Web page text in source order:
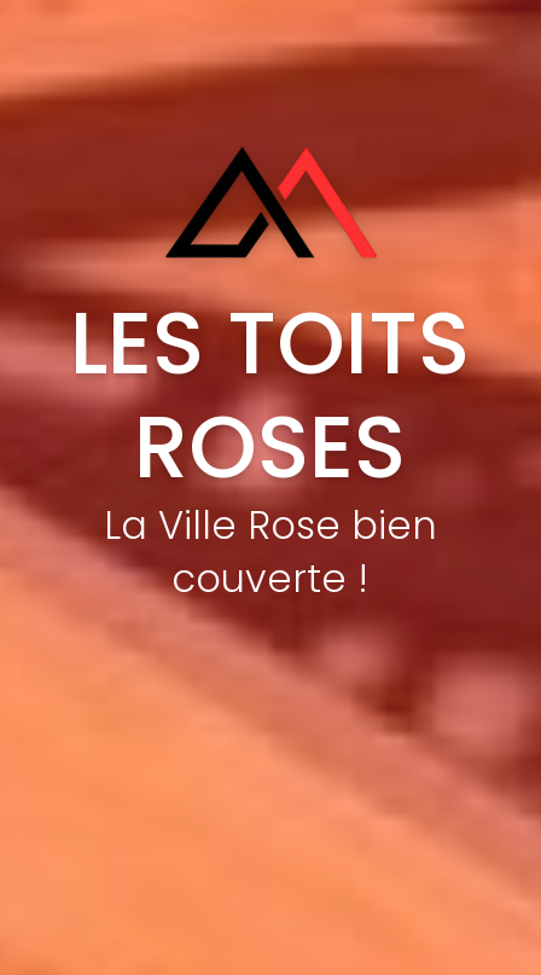
LES TOITS
ROSES
La Ville Rose bien
couverte !